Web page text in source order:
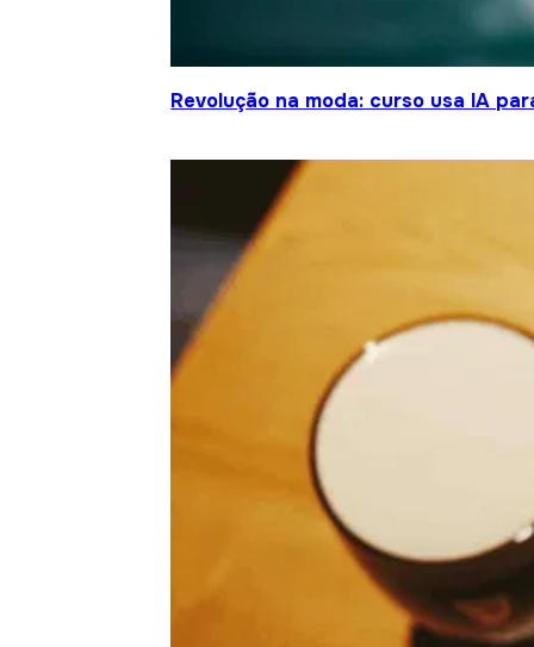
Revolução na moda: curso usa IA